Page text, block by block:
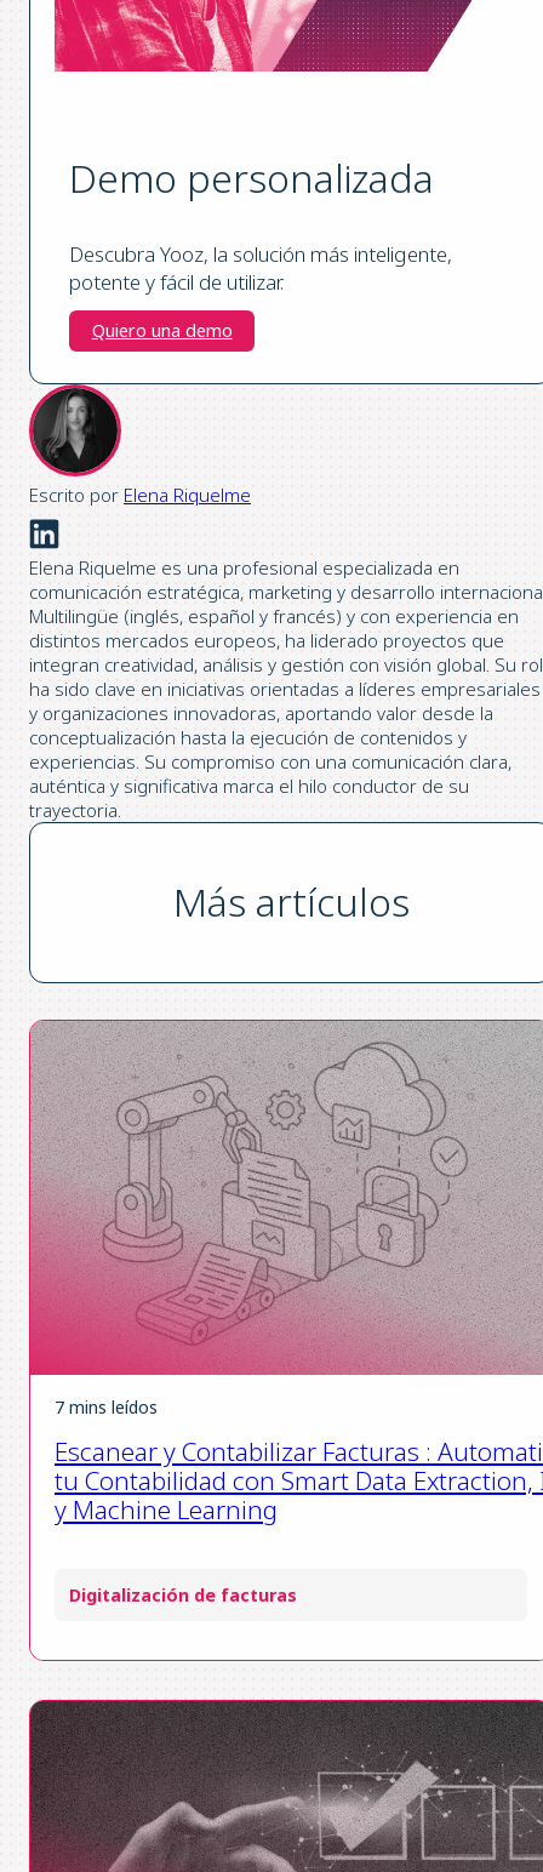
Demo personalizada
Descubra Yooz, la solución más inteligente,
potente y fácil de utilizar.
Quiero una demo
Escrito por Elena Riquelme
Elena Riquelme es una profesional especializada en
comunicación estratégica, marketing y desarrollo
Multilingüe (inglés, español y francés) y con experiencia en
distintos mercados europeos, ha liderado proyectos que
integran creatividad, análisis y gestión con visión global. Su rol
ha sido clave en iniciativas orientadas a líderes empresariales
y organizaciones innovadoras, aportando valor desde la
conceptualización hasta la ejecución de contenidos y
experiencias. Su compromiso con una comunicación clara,
auténtica y significativa marca el hilo conductor de su
trayectoria.
Más artículos
7 mins leídos
Escanear y Contabilizar Facturas :
tu Contabilidad con Smart Data Extraction,
y Machine Learning
Digitalización de facturas